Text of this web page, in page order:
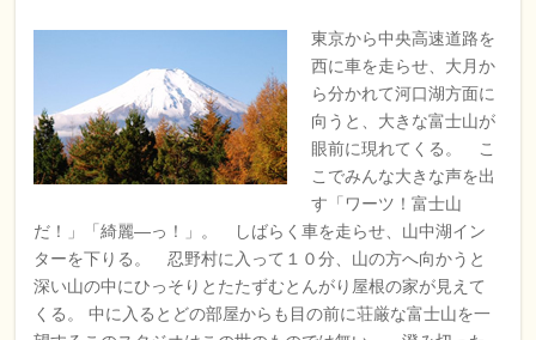
東京から中央高速道路を
西に車を走らせ、大月か
ら分かれて河口湖方面に
向うと、大きな富士山が
眼前に現れてくる。 こ
こでみんな大きな声を出
す「ワーツ！富士山
だ！」「綺麗―っ！」。 しばらく車を走らせ、山中湖イン
ターを下りる。 忍野村に入って１０分、山の方へ向かうと
深い山の中にひっそりとたたずむとんがり屋根の家が見えて
くる。 中に入るとどの部屋からも目の前に荘厳な富士山を一